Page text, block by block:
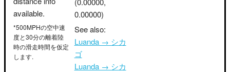
available.
*500MPHの空中速
度と30分の離着陸
時の滑走時間を仮定
します.
0.00000)
See also:
Luanda → シカ
ゴ
Luanda → シカ